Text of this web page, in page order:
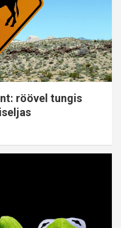
röövel tungis